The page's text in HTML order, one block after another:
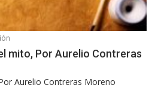
mito, Por Aurelio Contreras
Aurelio Contreras Moreno